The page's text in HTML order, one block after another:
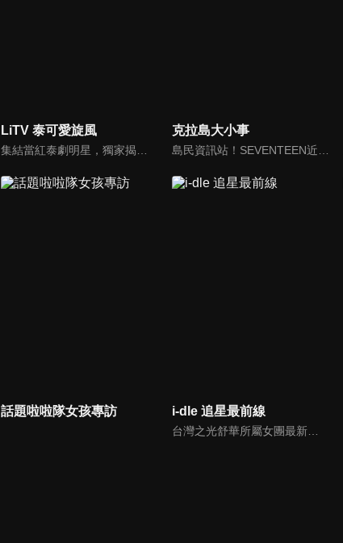
LiTV 泰可愛旋風 克拉島大小事
話題啦啦隊女孩專訪 i-dle 追星最前線
台灣之光舒華所屬女團最新消息報你知